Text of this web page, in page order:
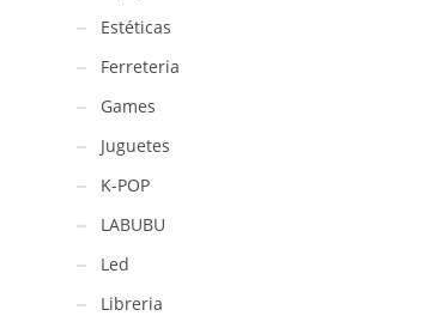
Estéticas
Ferreteria
Games
Juguetes
K-POP
LABUBU
Led
Libreria